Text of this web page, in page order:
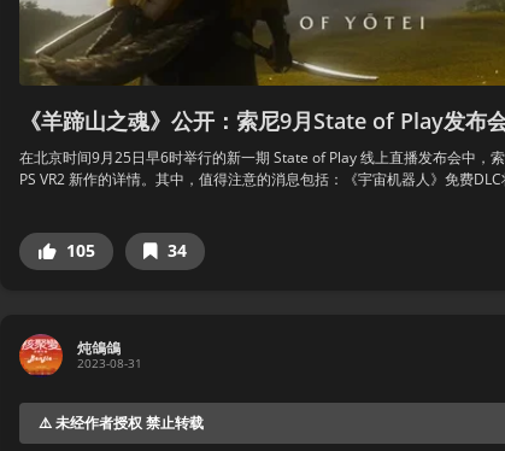
《羊蹄山之魂》公开：索尼9月State of Play发布
在北京时间9月25日早6时举行的新一期 State of Play 线上直播发布会中，
PS VR2 新作的详情。其中，值得注意的消息包括：《宇宙机器人》免费DLC
105 34
炖鴿鴿
2023-08-31
⚠️ 未经作者授权 禁止转载